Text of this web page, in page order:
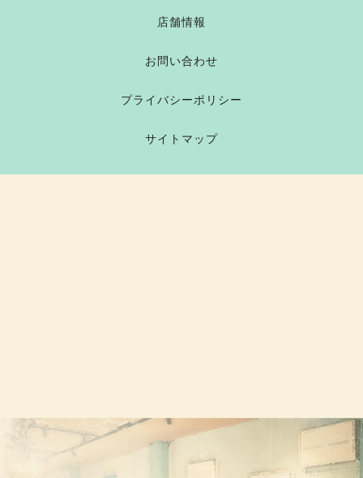
店舗情報
お問い合わせ
プライバシーポリシー
サイトマップ